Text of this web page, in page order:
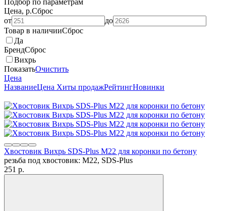
Цена, р.Сброс
от
до
Товар в наличииСброс
Да
БрендСброс
Вихрь
ПоказатьОчистить
Цена
НазваниеЦена Хиты продажРейтингНовинки
Хвостовик Вихрь SDS-Plus М22 для коронки по бетону
резьба под хвостовик: М22, SDS-Plus
251 p.